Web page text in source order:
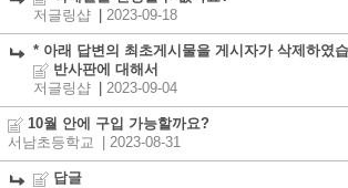
저글링샵
2023-09-18
* 아래 답변의 최초게시물을 게시자가 삭제하였
반사판에 대해서
저글링샵
2023-09-04
10월 안에 구입 가능할까요?
서남초등학교
| 2023-08-31
답글